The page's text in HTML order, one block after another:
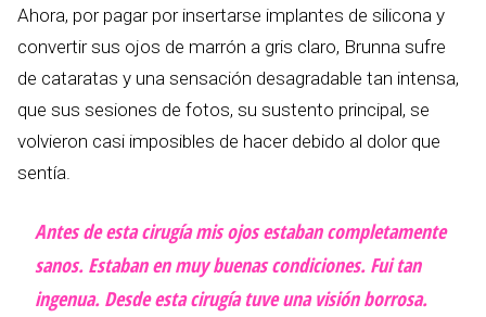
Ahora, por pagar por insertarse implantes de silicona y
convertir sus ojos de marrón a gris claro, Brunna sufre
de cataratas y una sensación desagradable tan intensa,
que sus sesiones de fotos, su sustento principal, se
volvieron casi imposibles de hacer debido al dolor que
sentía.
Antes de esta cirugía mis ojos estaban completamente
sanos. Estaban en muy buenas condiciones. Fui tan
ingenua. Desde esta cirugía tuve una visión borrosa.